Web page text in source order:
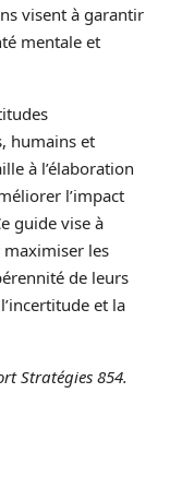
visent à garantir
mentale et
humains et
à l’élaboration
l’impact
guide vise à
les
de leurs
et la
Stratégies 854.